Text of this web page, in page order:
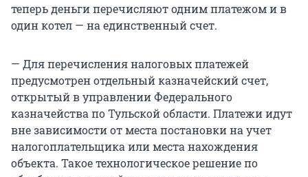
теперь деньги перечисляют одним платежом и в
один котел — на единственный счет.
— Для перечисления налоговых платежей
предусмотрен отдельный казначейский счет,
открытый в управлении Федерального
казначейства по Тульской области. Платежи идут
вне зависимости от места постановки на учет
налогоплательщика или места нахождения
объекта. Такое технологическое решение по